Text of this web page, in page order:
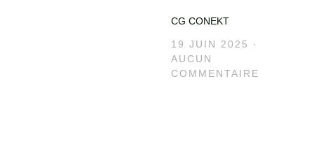
CG CONEKT
19 JUIN 2025
AUCUN
COMMENTAIRE